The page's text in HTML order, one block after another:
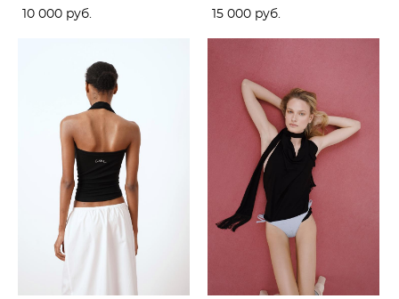
10 000 pуб.
15 000 pуб.